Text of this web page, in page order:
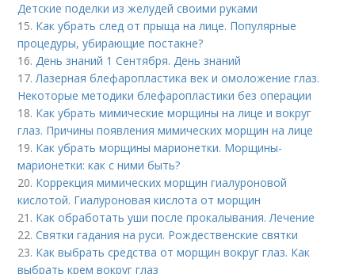
Детские поделки из желудей своими руками
15. Как убрать след от прыща на лице. Популярные
процедуры, убирающие постакне?
16.День знаний 1 Сентября. День знаний
17.Лазерная блефаропластика век и омоложение глаз.
Некоторые методики блефаропластики без операции
18. Как убрать мимические морщины на лице и вокруг
глаз. Причины появления мимических морщин на лице
19. Как убрать морщины марионетки. Морщины-
марионетки: как с ними быть?
20. Коррекция мимических морщин гиалуроновой
кислотой. Гиалуроновая кислота от морщин
21. Как обработать уши после прокалывания. Лечение
22.Святки гадания на руси. Рождественские святки
23. Как выбрать средства от морщин вокруг глаз. Как
выбрать крем вокруг глаз